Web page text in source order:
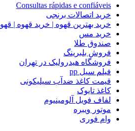
Consultas rápidas e confiáveis
خرید اتصالات برنجی
خرید بهترین قهوه | خرید قهوه |
خرید مس
صندوق طلا
فروش بلبرینگ
فروشگاه هیدرولیک در تهران
فیلم سیل pp
قیمت کاغذ ضدآب سیلیکونی
کاغذ تایوک
لفاف فویل آلومینیوم
موتور ویبره
وام فوری